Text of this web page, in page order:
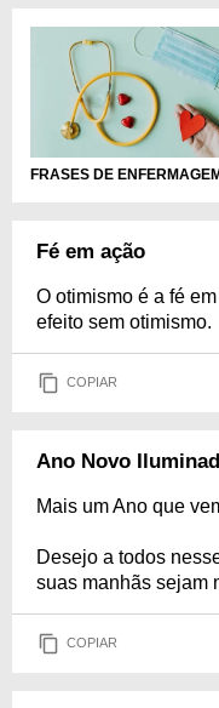
FRASES DE
Fé em ação
O otimismo é a fé
efeito sem otimismo.
COPIAR
Ano Novo
Mais um Ano que
Desejo a todos
suas manhãs sejam
COPIAR